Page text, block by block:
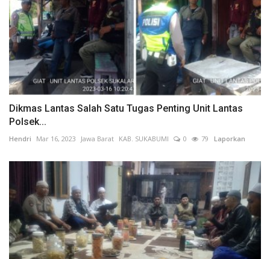
Dikmas Lantas Salah Satu Tugas Penting Unit Lantas
Polsek...
Hendri Mar 16, 2023 Jawa Barat KAB. SUKABUMI 0 79 Laporkan